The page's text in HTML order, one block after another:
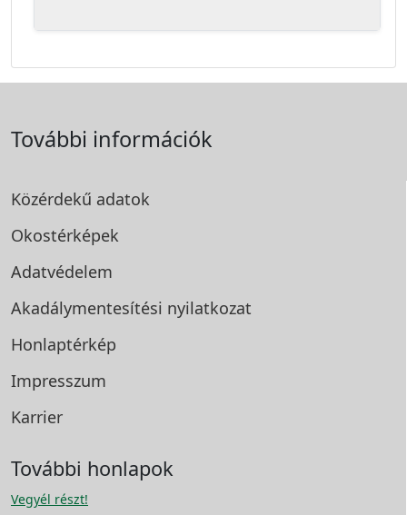
További információk
Közérdekű adatok
Okostérképek
Adatvédelem
Akadálymentesítési nyilatkozat
Honlaptérkép
Impresszum
Karrier
További honlapok
Vegyél részt!